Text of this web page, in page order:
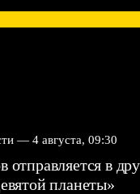
— 4 августа, 09:30
в
планеты»